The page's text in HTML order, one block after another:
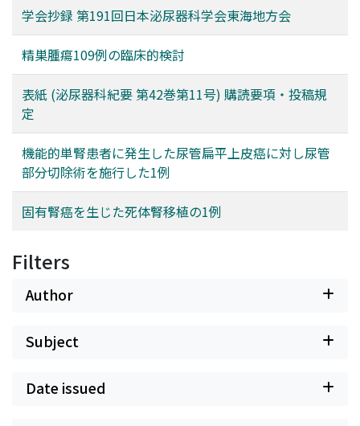
学会抄録 第191回日本泌尿器科学会東海地方会
精巣腫瘍109例の臨床的検討
表紙 (泌尿器科紀要 第42巻第11号) 購読要項・投稿規
定
機能的単腎患者に発生した尿管扁平上皮癌に対し尿管
部分切除術を施行した1例
固有腎癌を生じた死体腎移植の1例
Filters
Author
Subject
Date issued